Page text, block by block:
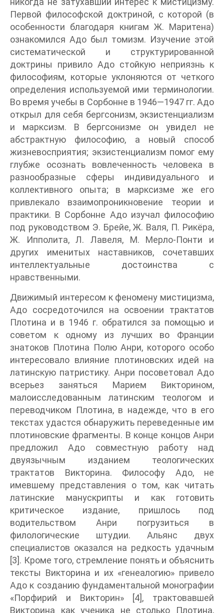
Первой философской доктриной, с которой (в
особенности благодаря книгам Ж. Маритена)
ознакомился Адо был томизм. Изучение этой
систематической и структурированной
доктрины привило Адо стойкую неприязнь к
философиям, которые уклоняются от четкого
определения используемой ими терминологии.
Во время учебы в Сорбонне в 1946—1947 гг. Адо
открыл для себя бергсонизм, экзистенциализм
и марксизм. В бергсонизме он увидел не
абстрактную философию, а новый способ
жизневосприятия; экзистенциализм помог ему
глубже осознать вовлеченность человека в
разнообразные сферы индивидуального и
коллективного опыта; в марксизме же его
привлекало взаимопроникновение теории и
практики. В Сорбонне Адо изучал философию
под руководством Э. Брейе, Ж. Валя, П. Рикёра,
Ж. Ипполита, Л. Лавеля, М. Мерло-Понти и
других именитых наставников, сочетавших
интеллектуальные достоинства с
нравственными.
Движимый интересом к феномену мистицизма,
Адо сосредоточился на освоении трактатов
Плотина и в 1946 г. обратился за помощью и
советом к одному из лучших во Франции
знатоков Плотина Полю Анри, которого особо
интересовало влияние плотиновских идей на
латинскую патристику. Анри посоветовал Адо
всерьез заняться Марием Викторином,
малоисследованным латинским теологом и
переводчиком Плотина, в надежде, что в его
текстах удастся обнаружить переведенные им
плотиновские фрагменты. В конце концов Анри
предложил Адо совместную работу над
двуязычным изданием теологических
трактатов Викторина. Философу Адо, не
имевшему представления о том, как читать
латинские манускрипты и как готовить
критическое издание, пришлось под
водительством Анри погрузиться в
филологические штудии. Альянс двух
специалистов оказался на редкость удачным
[3]. Кроме того, стремление понять и объяснить
тексты Викторина и их «генеалогию» привело
Адо к созданию фундаментальной монографии
«Порфирий и Викторин» [4], трактовавшей
Викторина как ученика не столько Плотина,